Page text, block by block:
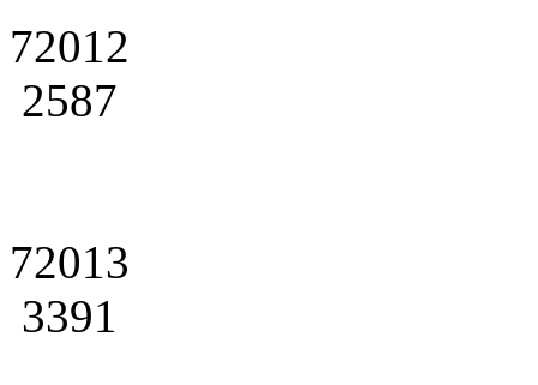
72012
2587
72013
3391